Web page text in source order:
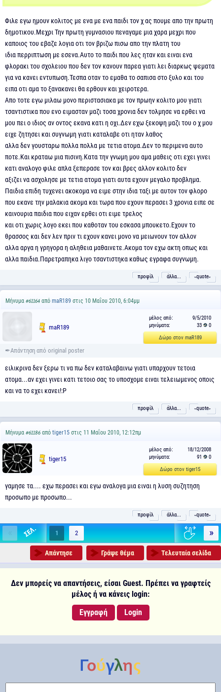
Φιλε εγω ημουν κολιτος με ενα με ενα παιδι τον χ ας πουμε απο την πρωτη
δημοτικου.Μεχρι Την πρωτη γυμνασιου πεναγαμε μια χαρα μεχρι που
καποιος του εβαζε λογια οτι τον βριζω πισω απο την πλατη του
ιδια περριπτωση με εσενα.Αυτο το παιδι που λες ηταν και ειναι ενα
φλορακι του σχολειου που δεν τον κανουν παρεα γιατι λει διαρκως ψεματα
για να κανει εντυπωση.Τεσπα οταν το εμαθα το σαπισα στο ξυλο και του
ειπα οτι αμα το ξανακανει θα ερθουν και χειροτερα.
Απο τοτε εγω μιλαω μονο περιστασιακα με τον πρωην κολιτο μου γιατι
τσαντιστικα που ενο ειμασταν μαζι τοσα χρονια δεν τολμησε να ερθει να
μου πει ο ιδιος αν οντος εκανα κατι η οχι.Δεν εχω ξεκοψη μαζι του ο χ μου
ειχε ζητησει και συγνωμη γιατι καταλαβε οτι ηταν λαθος
αλλα δεν γουσταρω πολλα πολλα με τετια ατομα.Δεν το περιμενα αυτο
ποτε.Και κραταω μια πισινη.Κατα την γνωμη μου αμα μαθεις οτι εχει γινει
κατι αναλογο φιλε απλα ξεπερασε τον και βρες αλλον κολιτο δεν
αξιζει να ασχολησε με τετια ατομα γιατι αυτα εχουν μεγαλο προβλημα.
Παιδια επιδη τυχενει ακοκομα να ειμε στην ιδια ταξι με αυτον τον φλορο
που εκανε την μαλακια ακομα και τωρα που εχουν περασει 3 χρονια ειπε σε
καινουρια παιδια που ειχαν ερθει οτι ειμε τρελος
και οτι χωρις λογο εκει που καθοταν του εσκασα μπουκετο.Εχουν το
θρασσος και δεν λεν πριν τι εχουν κανει μονο να μειωνουν τον αλλον
αλλα αργα η γρηγορα η αληθεια μαθαινετε.Ακομα τον εχω ακτη οπως και
αλλα παιδια.Παρετραπηκα λιγο τσαντιστηκα καθως εγραφα συγνωμη.
προφίλ άλλα... ˵quote˶
Μήνυμα #61164 από maR189 στις 10 Μαΐου 2010, 6:04μμ
maR189
μέλος από:
9/5/2010
μηνύματα:
33
0
Δώρο στον maR189
ειλικρινα δεν ξερω τι να πω δεν καταλαβαινω γιατι υπαρχουν τετοια
ατομα...αν εχει γινει κατι τετοιο σας το υποσχομε ειναι τελειωμενος οποις
και να το εχει κανει!:P
προφίλ άλλα... ˵quote˶
Μήνυμα #61186 από tiger15 στις 11 Μαΐου 2010, 12:12πμ
tiger15
μέλος από:
18/12/2008
μηνύματα:
91
0
Δώρο στον tiger15
γαμησε τα.... εχω περασει και εγω αναλογα μια ειναι η λυση συζητηση
προσωπο με προσωπο...
προφίλ άλλα... ˵quote˶
1 2 »
Απάντησε Γράψε θέμα Τελευταία σελίδα
Δεν μπορείς να απαντήσεις, είσαι Guest. Πρέπει να γραφτείς
μέλος ή να κάνεις login:
Εγγραφή
Login